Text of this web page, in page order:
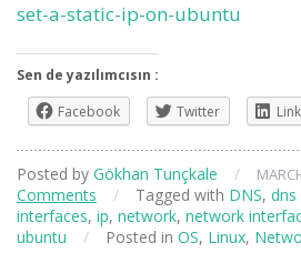
set-a-static-ip-on-ubuntu
Sen de yazılımcısın :
Facebook
Twitter
Posted by Gökhan Tunçkale /
Comments
/ Tagged with DNS, dns
interfaces, ip, network, network
ubuntu
/ Posted in OS, Linux,